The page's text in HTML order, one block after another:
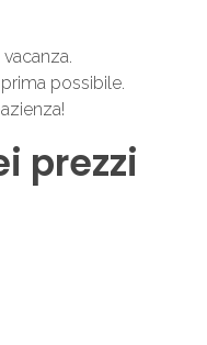
vacanza.
possibile.
prezzi